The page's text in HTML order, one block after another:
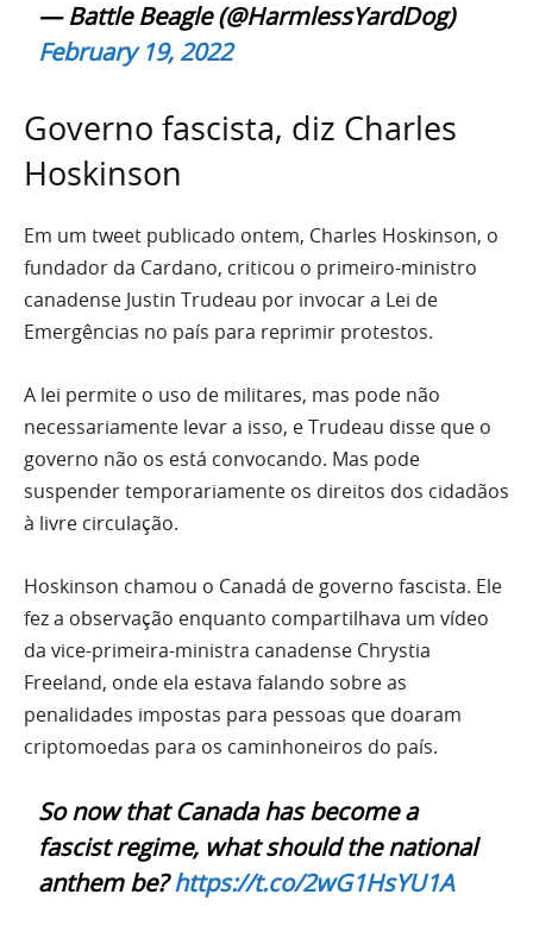
— Battle Beagle (@HarmlessYardDog)
February 19, 2022
Governo fascista, diz Charles
Hoskinson
Em um tweet publicado ontem, Charles Hoskinson, o
fundador da Cardano, criticou o primeiro-ministro
canadense Justin Trudeau por invocar a Lei de
Emergências no país para reprimir protestos.
A lei permite o uso de militares, mas pode não
necessariamente levar a isso, e Trudeau disse que o
governo não os está convocando. Mas pode
suspender temporariamente os direitos dos cidadãos
à livre circulação.
Hoskinson chamou o Canadá de governo fascista. Ele
fez a observação enquanto compartilhava um vídeo
da vice-primeira-ministra canadense Chrystia
Freeland, onde ela estava falando sobre as
penalidades impostas para pessoas que doaram
criptomoedas para os caminhoneiros do país.
So now that Canada has become a
fascist regime, what should the national
anthem be?https://t.co/2wG1HsYU1A